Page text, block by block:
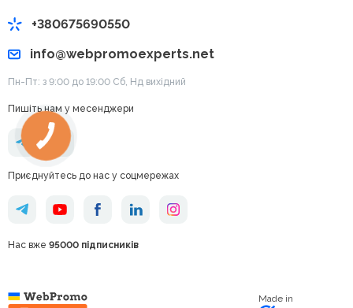
+380675690550
info@webpromoexperts.net
Пн-Пт: з 9:00 до 19:00 Cб, Нд вихідний
Пишіть нам у месенджери
Приєднуйтесь до нас у соцмережах
Нас вже 95000 підписників
Made in